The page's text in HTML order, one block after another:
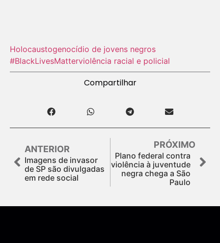
Holocausto‬genocídio de jovens negros
#BlackLivesMatterviolência racial e policial
Compartilhar
ANTERIOR
Imagens de invasor
de SP são divulgadas
em rede social
PRÓXIMO
Plano federal contra
violência à juventude
negra chega a São
Paulo